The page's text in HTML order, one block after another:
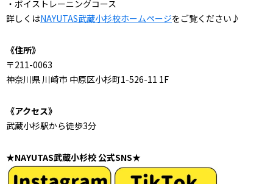
・ボイストレーニングコース
詳しくはNAYUTAS武蔵小杉校ホームページをご覧ください♪
《住所》
〒211-0063
神奈川県 川崎市 中原区小杉町1-526-11 1F
《アクセス》
武蔵小杉駅から徒歩3分
★NAYUTAS武蔵小杉校 公式SNS★